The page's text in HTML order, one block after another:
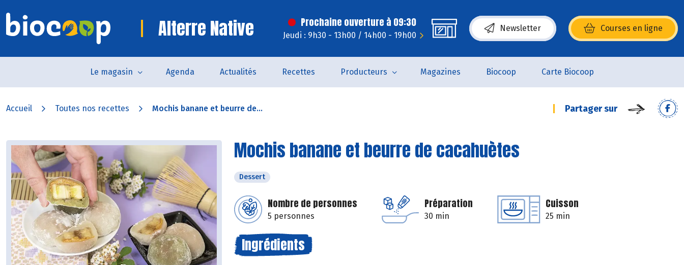
Alterre Native Prochaine ouverture à 09:30
Jeudi : 9h30 - 13h00 / 14h00 - 19h00
Newsletter Courses en ligne
(s’ouvre dans une nouvelle fenêtre)
Le magasin Agenda Actualités Recettes Producteurs Magazines Biocoop Carte Biocoop
Accueil Toutes nos recettes Mochis banane et beurre de... Partager sur
Mochis banane et beurre de cacahuètes
Dessert
Nombre de personnes
5 personnes
Préparation
30 min
Cuisson
25 min
Ingrédients